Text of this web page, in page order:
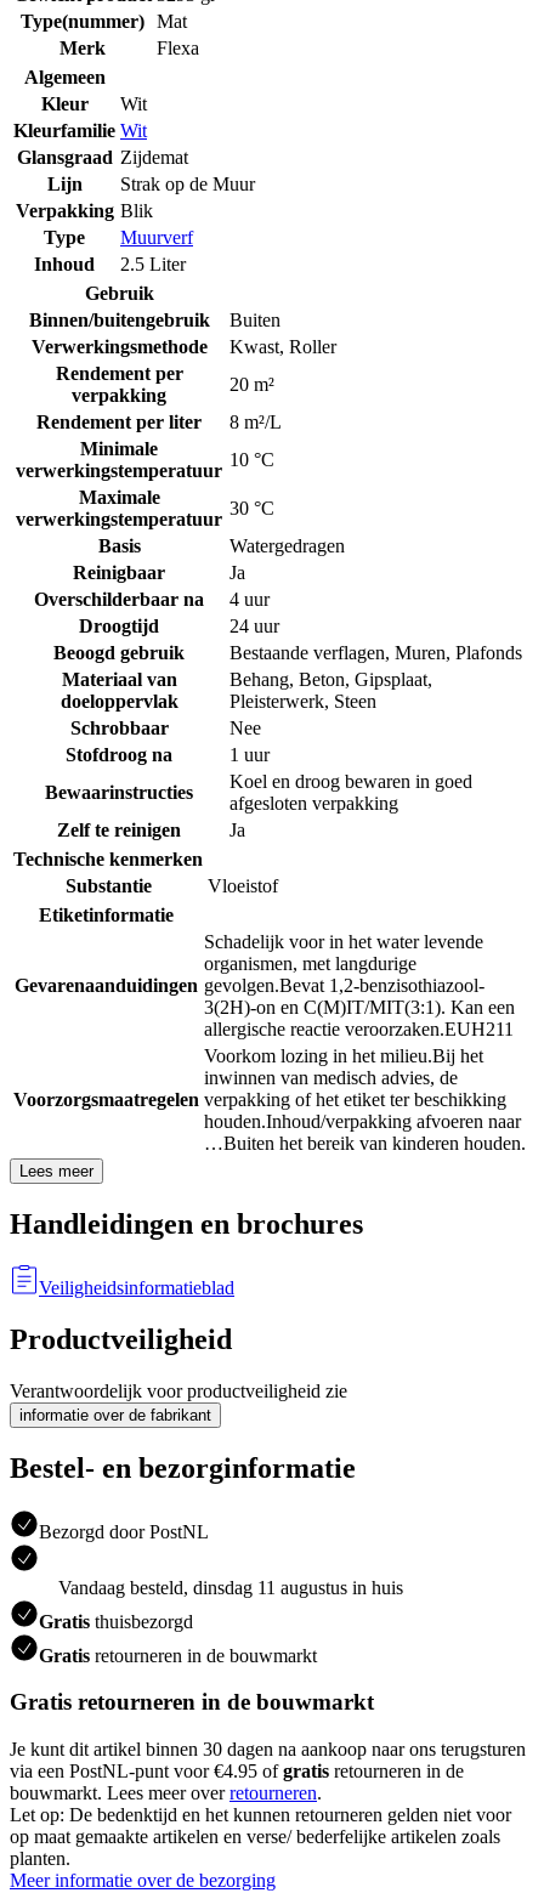
Type(nummer) Mat
Merk
Flexa
Algemeen
Kleur
Wit
Kleurfamilie Wit
Glansgraad Zijdemat
Lijn
Strak op de Muur
Verpakking Blik
Type
Muurverf
Inhoud
2.5 Liter
Gebruik
Binnen/buitengebruik
Buiten
Verwerkingsmethode
Kwast, Roller
Rendement per
verpakking
20 m²
Rendement per liter
8 m²/L
Minimale
verwerkingstemperatuur
10 °C
Maximale
verwerkingstemperatuur
30 °C
Basis
Watergedragen
Reinigbaar
Ja
Overschilderbaar na
4 uur
Droogtijd
24 uur
Beoogd gebruik
Bestaande verflagen, Muren, Plafonds
Materiaal van
doeloppervlak
Behang, Beton, Gipsplaat,
Pleisterwerk, Steen
Schrobbaar
Nee
Stofdroog na
1 uur
Bewaarinstructies
Koel en droog bewaren in goed
afgesloten verpakking
Zelf te reinigen
Ja
Technische kenmerken
Substantie
Vloeistof
Etiketinformatie
Gevarenaanduidingen
Schadelijk voor in het water levende
organismen, met langdurige
gevolgen.Bevat 1,2-benzisothiazool-
3(2H)-on en C(M)IT/MIT(3:1). Kan een
allergische reactie veroorzaken.EUH211
Voorzorgsmaatregelen
Voorkom lozing in het milieu.Bij het
inwinnen van medisch advies, de
verpakking of het etiket ter beschikking
houden.Inhoud/verpakking afvoeren naar
…Buiten het bereik van kinderen houden.
Lees meer
Handleidingen en brochures
Veiligheidsinformatieblad
Productveiligheid
Verantwoordelijk voor productveiligheid zie
informatie over de fabrikant
Bestel- en bezorginformatie
Bezorgd door PostNL
Vandaag besteld, dinsdag 11 augustus in huis
Gratis thuisbezorgd
Gratis retourneren in de bouwmarkt
Gratis retourneren in de bouwmarkt
Je kunt dit artikel binnen 30 dagen na aankoop naar ons terugsturen
via een PostNL-punt voor €4.95 ofgratis retourneren in de
bouwmarkt. Lees meer overretourneren.
Let op: De bedenktijd en het kunnen retourneren gelden niet voor
op maat gemaakte artikelen en verse/ bederfelijke artikelen zoals
planten.
Meer informatie over de bezorging